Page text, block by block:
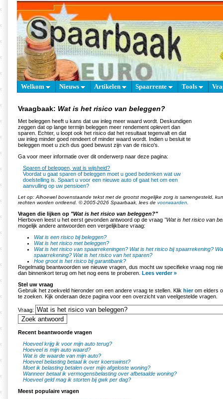
Welkom Nieuws Artikelen Spaarrente Tools
Vraagbaak: Wat is het risico van beleggen?
Met beleggen heeft u kans dat uw inleg meer waard wordt. Deskundigen
zeggen dat op lange termijn beleggen meer rendement oplevert dan
sparen. Echter, u loopt ook het risico dat het resultaat tegenvalt en dat
uw inleg minder goed rendeert of minder waard wordt. Indien u besluit te
beleggen moet u zich dus goed bewust zijn van de risico's.
Ga voor meer informatie over dit onderwerp naar deze pagina:
Sparen of beleggen, wat is wijsheid?
Voordat u gaat sparen of beleggen moet u goed bedenken wat uw
doelstelling is. Spaart u voor een nieuwe auto of gaat het om een
aanvulling op uw pensioen?
Let op: Alhoewel bovenstaande tekst met de grootst mogelijke zorg is samengesteld,
rechten worden ontleend. © 2005-2026 Spaarbaak, lees de voorwaarden
Vragen die lijken op "Wat is het risico van beleggen?"
Hierboven leest u het eerst gevonden antwoord op de vraag "Wat is het risico van
mogelijk andere antwoorden een vergelijkbare vraag:
Wat is een risico bij beleggen?
Wat is het risico met beleggen?
Wat is het risico van spaarrekeningen? Wat is het risico bij spaarrekening?
spaarrekening? Wat is het risico van het sparen?
Hoe groot is het risico bij garantibank?
Regelmatig beantwoorden we nieuwe vragen, dus mocht uw specifieke vraag nog
dan binnenkort terug om het nog eens te proberen. Lees verder »
Stel uw vraag
Gebruik het zoekveld hieronder om een andere vraag te stellen. Klik hierom elders
te zoeken. Kijk onderaan deze pagina voor een overzicht van veelgestelde vragen.
Vraag:
Recent beantwoorde vragen
Hoeveel krijg ik voor mijn auto terug?
Hoeveel is mijn auto waard?
Wat is de waarde van mijn auto?
Hoeveel belasting betaal ik over koerswinst?
Moet ik belasting betalen over mijn afgeloste woning?
Wanneer betaal ik vermogensbelasting over afbetaalde woning?
Hoeveel geld mag ik storten bij gwk per dag?
Meest populaire vragen